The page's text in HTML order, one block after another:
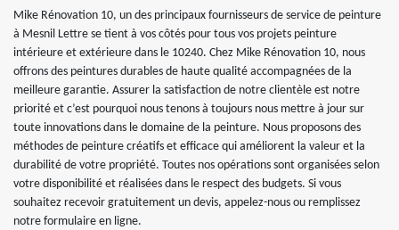
Mike Rénovation 10, un des principaux fournisseurs de service de peinture
à Mesnil Lettre se tient à vos côtés pour tous vos projets peinture
intérieure et extérieure dans le 10240. Chez Mike Rénovation 10, nous
offrons des peintures durables de haute qualité accompagnées de la
meilleure garantie. Assurer la satisfaction de notre clientèle est notre
priorité et c’est pourquoi nous tenons à toujours nous mettre à jour sur
toute innovations dans le domaine de la peinture. Nous proposons des
méthodes de peinture créatifs et efficace qui améliorent la valeur et la
durabilité de votre propriété. Toutes nos opérations sont organisées selon
votre disponibilité et réalisées dans le respect des budgets. Si vous
souhaitez recevoir gratuitement un devis, appelez-nous ou remplissez
notre formulaire en ligne.